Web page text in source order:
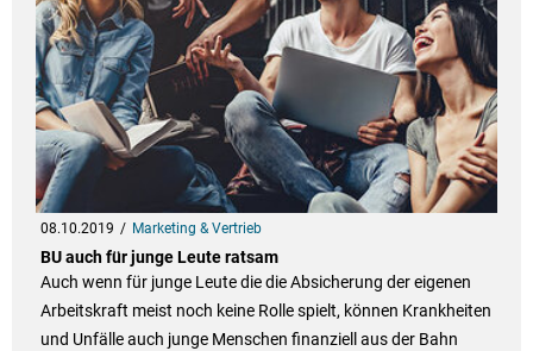
08.10.2019 Marketing & Vertrieb
BU auch für junge Leute ratsam
Auch wenn für junge Leute die die Absicherung der eigenen
Arbeitskraft meist noch keine Rolle spielt, können Krankheiten
und Unfälle auch junge Menschen finanziell aus der Bahn